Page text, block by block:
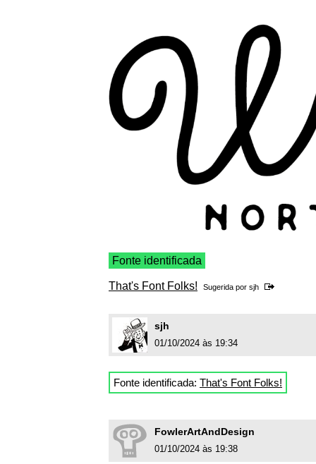
Fonte identificada
That's Font Folks! Sugerida por sjh
sjh
01/10/2024 às 19:34
Fonte identificada: That's Font Folks!
FowlerArtAndDesign
01/10/2024 às 19:38